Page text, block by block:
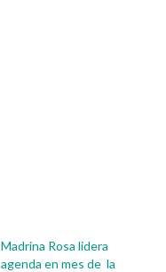
Madrina Rosa lidera
agenda en mes de la